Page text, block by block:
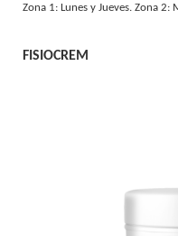
Zona 1: Lunes y Jueves. Zona
FISIOCREM